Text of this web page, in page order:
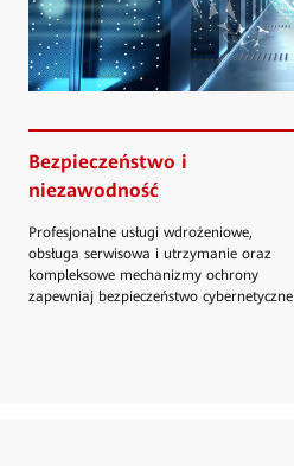
Bezpieczeństwo i
niezawodność
Profesjonalne usługi wdrożeniowe,
obsługa serwisowa i utrzymanie oraz
kompleksowe mechanizmy ochrony
zapewniaj bezpieczeństwo cybernetyczne